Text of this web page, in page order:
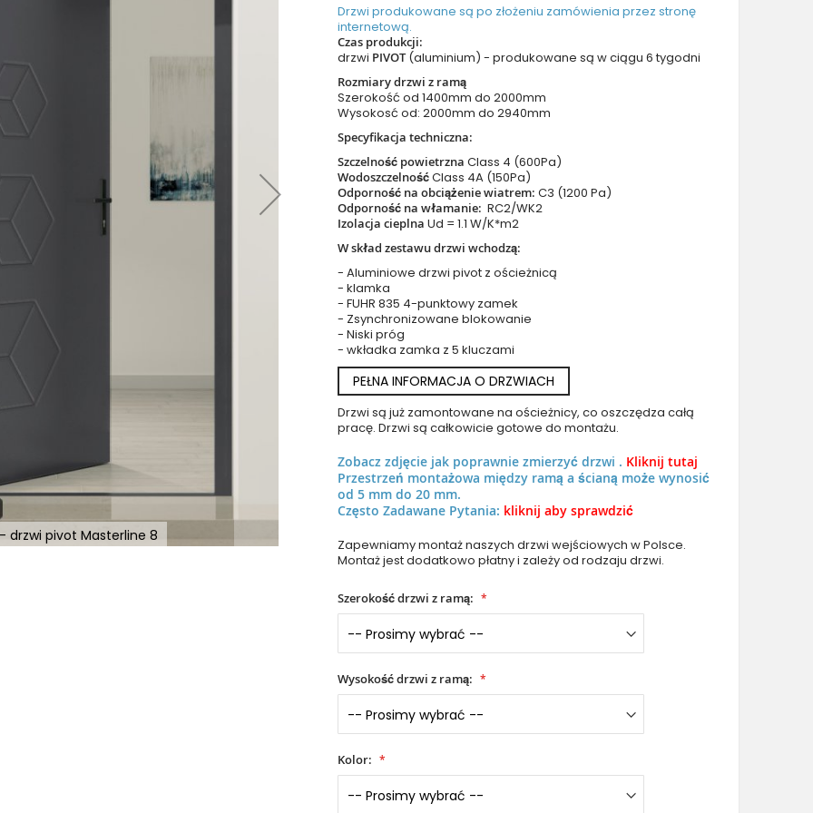
Drzwi z prawym naświetlem
Drzwi z górnym i prawym naświetlem
Drzwi podwójne z lewym, prawym i górnym naświetlem
- drzwi pivot Masterline 8 PIVOT V19 - drzwi pivot Masterline 8
Drzwi produkowane są po złożeniu zamówienia przez stronę
internetową.
Czas produkcji:
drzwi PIVOT(aluminium) - produkowane są w ciągu 6 tygodni
Rozmiary drzwi z ramą
Szerokość od 1400mm do 2000mm
Wysokosć od: 2000mm do 2940mm
Specyfikacja techniczna:
Szczelność powietrznaClass 4 (600Pa)
WodoszczelnośćClass 4A (150Pa)
Odporność na obciążenie wiatrem:C3 (1200 Pa)
Odporność na włamanie:RC2/WK2
Izolacja cieplna Ud = 1.1 W/K*m2
W skład zestawu drzwi wchodzą:
- Aluminiowe drzwi pivot z ościeżnicą
- klamka
- FUHR 835 4-punktowy zamek
- Zsynchronizowane blokowanie
- Niski próg
- wkładka zamka z 5 kluczami
PEŁNA INFORMACJA O DRZWIACH
Drzwi są już zamontowane na ościeżnicy, co oszczędza całą
pracę. Drzwi są całkowicie gotowe do montażu.
Zobacz zdjęcie jak poprawnie zmierzyć drzwi . Kliknij tutaj
Przestrzeń montażowa między ramą a ścianą może wynosić
od 5 mm do 20 mm.
Często Zadawane Pytania: kliknij aby sprawdzić
Zapewniamy montaż naszych drzwi wejściowych w Polsce.
Montaż jest dodatkowo płatny i zależy od rodzaju drzwi.
Szerokość drzwi z ramą:
Wysokość drzwi z ramą:
Kolor: